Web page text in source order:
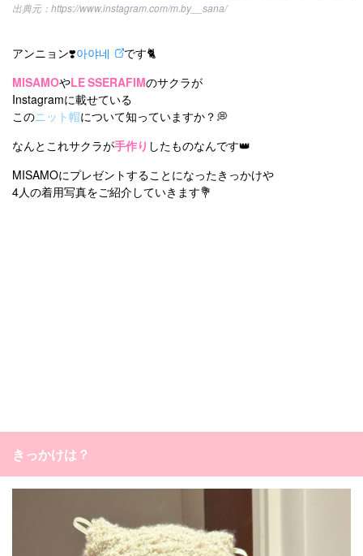
お問い合わせ
https://www.instagram.com/m.by__sana/
アンニョン❣️아야네
です🐈
MISAMOやLE SSERAFIMのサクラが
Instagramに載せている
このニット帽について知っていますか？💭
なんとこれサクラが手作り したものなんです👑
MISAMOにプレゼントすることになったきっかけや
4人の着用写真をご紹介していきます💐
きっかけは？